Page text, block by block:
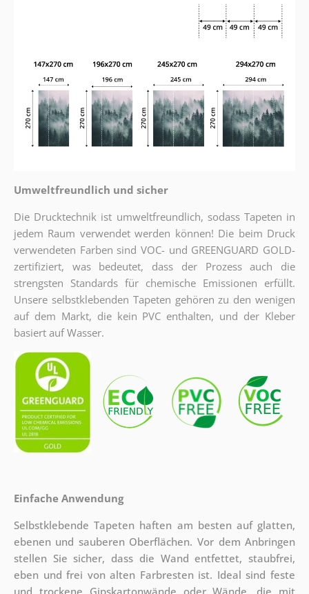
Umweltfreundlich und sicher
Die Drucktechnik ist umweltfreundlich, sodass Tapeten in
jedem Raum verwendet werden können! Die beim Druck
verwendeten Farben sind VOC- und GREENGUARD GOLD-
zertifiziert, was bedeutet, dass der Prozess auch die
strengsten Standards für chemische Emissionen erfüllt.
Unsere selbstklebenden Tapeten gehören zu den wenigen
auf dem Markt, die kein PVC enthalten, und der Kleber
basiert auf Wasser.
Einfache Anwendung
Selbstklebende Tapeten haften am besten auf glatten,
ebenen und sauberen Oberflächen. Vor dem Anbringen
stellen Sie sicher, dass die Wand entfettet, staubfrei,
eben und frei von alten Farbresten ist. Ideal sind feste
und trockene Gipskartonwände oder Wände, die mit